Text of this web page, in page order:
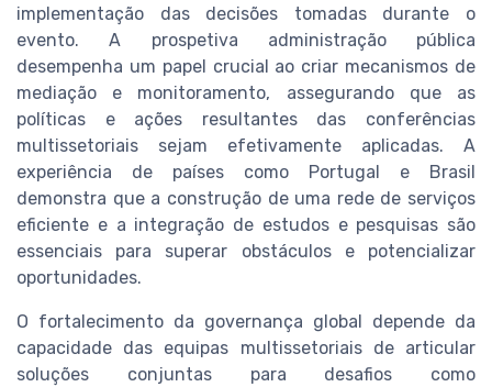
implementação das decisões tomadas durante o
evento. A prospetiva administração pública
desempenha um papel crucial ao criar mecanismos de
mediação e monitoramento, assegurando que as
políticas e ações resultantes das conferências
multissetoriais sejam efetivamente aplicadas. A
experiência de países como Portugal e Brasil
demonstra que a construção de uma rede de serviços
eficiente e a integração de estudos e pesquisas são
essenciais para superar obstáculos e potencializar
oportunidades.
O fortalecimento da governança global depende da
capacidade das equipas multissetoriais de articular
soluções conjuntas para desafios como